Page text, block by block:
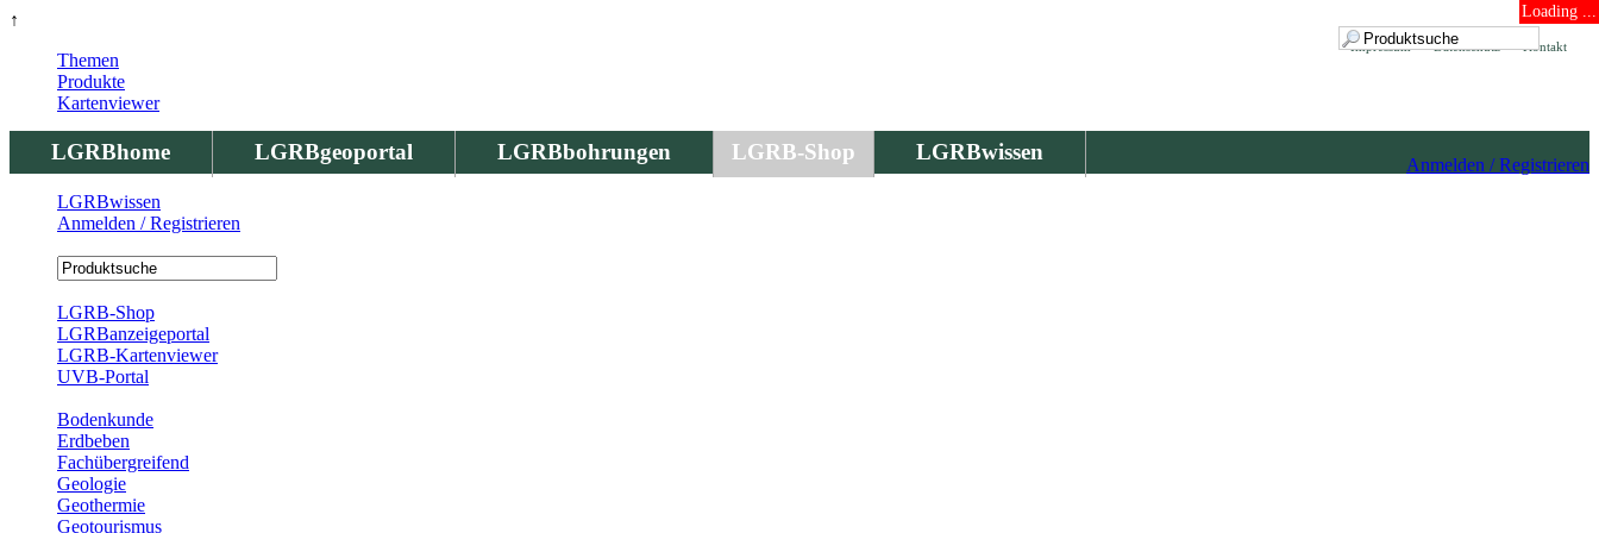
↑ Loading ...
Kontakt
Datenschutz
Impressum
LGRBhome LGRBgeoportal LGRBbohrungen LGRB-Shop LGRBwissen
Anmelden / Registrieren
Themen
Produkte
Kartenviewer
LGRBwissen
Anmelden / Registrieren
LGRB-Shop
LGRBanzeigeportal
LGRB-Kartenviewer
UVB-Portal
Bodenkunde
Erdbeben
Fachübergreifend
Geologie
Geothermie
Geotourismus